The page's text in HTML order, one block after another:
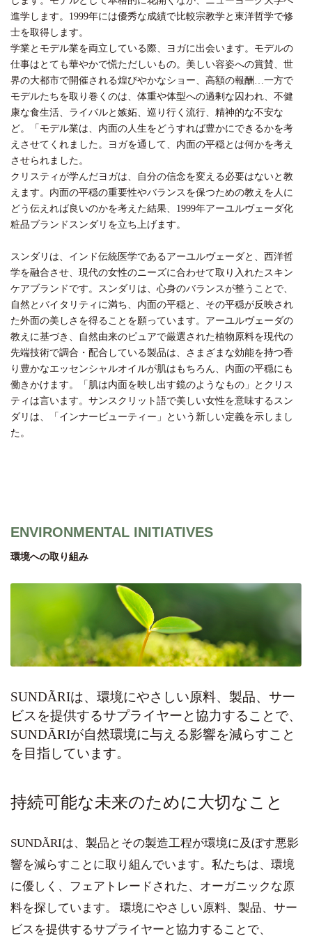
進学します。1999年には優秀な成績で比較宗教学と東洋哲学で修
士を取得します。
学業とモデル業を両立している際、ヨガに出会います。モデルの
仕事はとても華やかで慌ただしいもの。美しい容姿への賞賛、世
界の大都市で開催される煌びやかなショー、高額の報酬…一方で
モデルたちを取り巻くのは、体重や体型への過剰な囚われ、不健
康な食生活、ライバルと嫉妬、巡り行く流行、精神的な不安な
ど。「モデル業は、内面の人生をどうすれば豊かにできるかを考
えさせてくれました。ヨガを通して、内面の平穏とは何かを考え
させられました。
クリスティが学んだヨガは、自分の信念を変える必要はないと教
えます。内面の平穏の重要性やバランスを保つための教えを人に
どう伝えれば良いのかを考えた結果、1999年アーユルヴェーダ化
粧品ブランドスンダリを立ち上げます。
スンダリは、インド伝統医学であるアーユルヴェーダと、西洋哲
学を融合させ、現代の女性のニーズに合わせて取り入れたスキン
ケアブランドです。スンダリは、心身のバランスが整うことで、
自然とバイタリティに満ち、内面の平穏と、その平穏が反映され
た外面の美しさを得ることを願っています。アーユルヴェーダの
教えに基づき、自然由来のピュアで厳選された植物原料を現代の
先端技術で調合・配合している製品は、さまざまな効能を持つ香
り豊かなエッセンシャルオイルが肌はもちろん、内面の平穏にも
働きかけます。「肌は内面を映し出す鏡のようなもの」とクリス
ティは言います。サンスクリット語で美しい女性を意味するスン
ダリは、「インナービューティー」という新しい定義を示しまし
た。
ENVIRONMENTAL INITIATIVES
環境への取り組み
SUNDÃRIは、環境にやさしい原料、製品、サー
ビスを提供するサプライヤーと協力することで、
SUNDÃRIが自然環境に与える影響を減らすこと
を目指しています。
持続可能な未来のために大切なこと
SUNDÃRIは、製品とその製造工程が環境に及ぼす悪影
響を減らすことに取り組んでいます。私たちは、環境
に優しく、フェアトレードされた、オーガニックな原
料を探しています。 環境にやさしい原料、製品、サー
ビスを提供するサプライヤーと協力することで、